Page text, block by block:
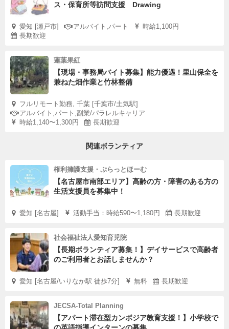
ス・保育所等訪問支援 Drawing
愛知 [瀬戸市] アルバイト,パート
時給1,100円
長期歓迎
蓮葉果紅
【現場・事務局バイト募集】能力優遇！里山保全を
兼ねた畑作業と竹林整備
フルリモート勤務, 千葉 [千葉市/土気駅]
アルバイト,パート,副業/パラレルキャリア
時給1,140〜1,300円
長期歓迎
関連ボランティア
権利擁護支援・ぷらっとほーむ
【名古屋市南部エリア】高齢の方・障害のある方の
生活支援員を募集中！
愛知 [名古屋] 活動手当：時給590〜1,180円 長期歓迎
社会福祉法人愛知育児院
【長期ボランティア募集！】デイサービスで高齢者
のご利用者とお話しませんか？
愛知 [名古屋/いりなか駅 徒歩7分] 無料 長期歓迎
JECSA-Total Planning
【アパート滞在型カンボジア教育支援！】小学校で